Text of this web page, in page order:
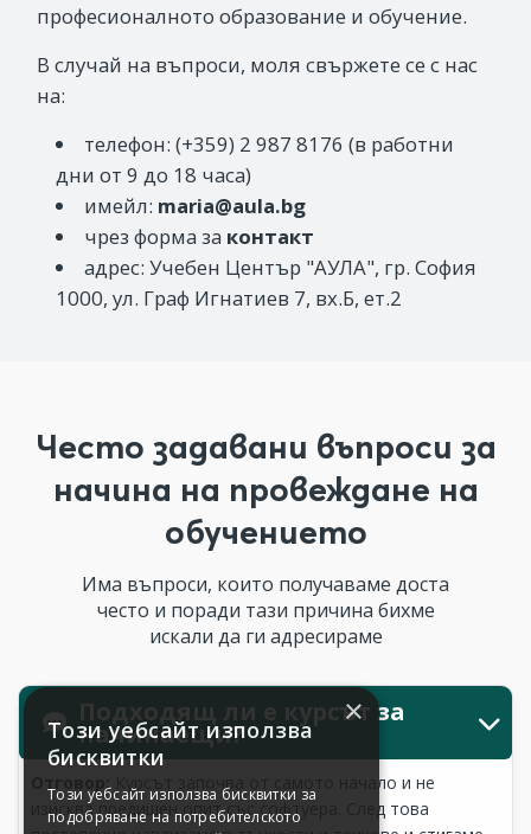
професионалното образование и обучение.
В случай на въпроси, моля свържете се с нас
на:
телефон: (+359) 2 987 8176 (в работни
дни от 9 до 18 часа)
имейл: maria@aula.bg
чрез форма за контакт
адрес: Учебен Център "АУЛА", гр. София
1000, ул. Граф Игнатиев 7, вх.Б, ет.2
Често задавани въпроси за
начина на провеждане на
обучението
Има въпроси, които получаваме доста
често и поради тази причина бихме
искали да ги адресираме
Подходящ ли е курсът за
начинаещи?
Отговор:Курсът започва от самото начало и не
изисква предишен опит със софтуера. След това